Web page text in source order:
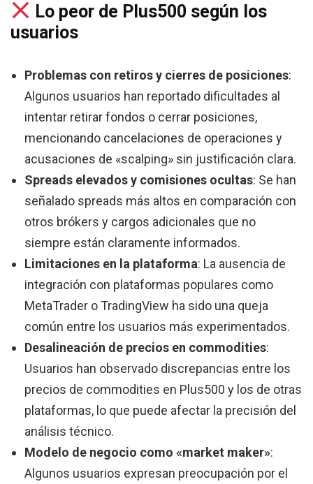
Lo peor de Plus500 según los
usuarios
Problemas con retiros y cierres de posiciones:
Algunos usuarios han reportado dificultades al
intentar retirar fondos o cerrar posiciones,
mencionando cancelaciones de operaciones y
acusaciones de «scalping» sin justificación clara.
Spreads elevados y comisiones ocultas: Se han
señalado spreads más altos en comparación con
otros brókers y cargos adicionales que no
siempre están claramente informados.
Limitaciones en la plataforma: La ausencia de
integración con plataformas populares como
MetaTrader o TradingView ha sido una queja
común entre los usuarios más experimentados.
Desalineación de precios en commodities:
Usuarios han observado discrepancias entre los
precios de commodities en Plus500 y los de otras
plataformas, lo que puede afectar la precisión del
análisis técnico.
Modelo de negocio como «market maker»:
Algunos usuarios expresan preocupación por el